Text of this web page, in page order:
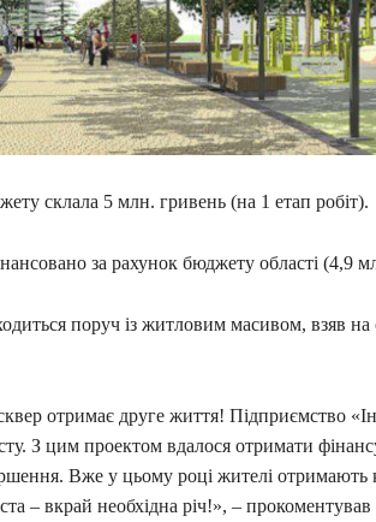
склала 5 млн. гривень (на 1 етап робіт).
за рахунок бюджету області (4,9
поруч із житловим масивом, взяв на
отримає друге життя! Підприємство
З цим проектом вдалося отримати
Вже у цьому році жителі
– вкрай необхідна річ!», –